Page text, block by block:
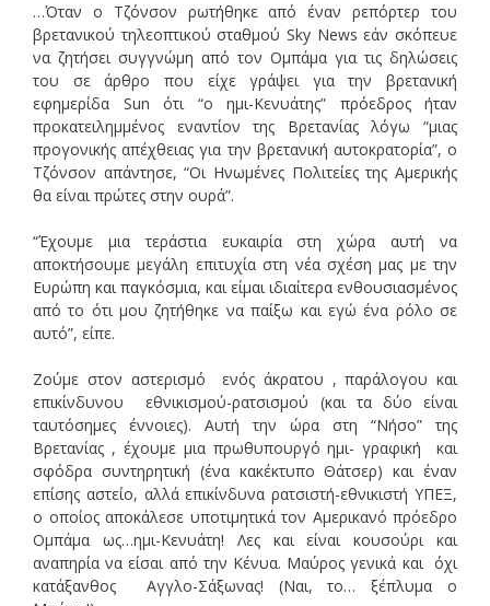
…Όταν ο Τζόνσον ρωτήθηκε από έναν ρεπόρτερ του
βρετανικού τηλεοπτικού σταθμού Sky News εάν σκόπευε
να ζητήσει συγγνώμη από τον Ομπάμα για τις δηλώσεις
του σε άρθρο που είχε γράψει για την βρετανική
εφημερίδα Sun ότι “ο ημι-Κενυάτης” πρόεδρος ήταν
προκατειλημμένος εναντίον της Βρετανίας λόγω “μιας
προγονικής απέχθειας για την βρετανική αυτοκρατορία”, ο
Τζόνσον απάντησε, “Οι Ηνωμένες Πολιτείες της Αμερικής
θα είναι πρώτες στην ουρά”.
“Έχουμε μια τεράστια ευκαιρία στη χώρα αυτή να
αποκτήσουμε μεγάλη επιτυχία στη νέα σχέση μας με την
Ευρώπη και παγκόσμια, και είμαι ιδιαίτερα ενθουσιασμένος
από το ότι μου ζητήθηκε να παίξω και εγώ ένα ρόλο σε
αυτό”, είπε.
Ζούμε στον αστερισμό ενός άκρατου , παράλογου και
επικίνδυνου εθνικισμού-ρατσισμού (και τα δύο είναι
ταυτόσημες έννοιες). Αυτή την ώρα στη “Νήσο” της
Βρετανίας , έχουμε μια πρωθυπουργό ημι- γραφική και
σφόδρα συντηρητική (ένα κακέκτυπο Θάτσερ) και έναν
επίσης αστείο, αλλά επικίνδυνα ρατσιστή-εθνικιστή ΥΠΕΞ,
ο οποίος αποκάλεσε υποτιμητικά τον Αμερικανό πρόεδρο
Ομπάμα ως…ημι-Κενυάτη! Λες και είναι κουσούρι και
αναπηρία να είσαι από την Κένυα. Μαύρος γενικά και όχι
κατάξανθος Αγγλο-Σάξωνας! (Ναι, το… ξέπλυμα ο